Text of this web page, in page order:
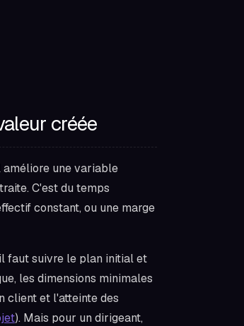
créée
améliore une variable
C'est du temps
constant, ou une marge
faut suivre le plan initial et
les dimensions minimales
client et l'atteinte des
). Mais pour un dirigeant,